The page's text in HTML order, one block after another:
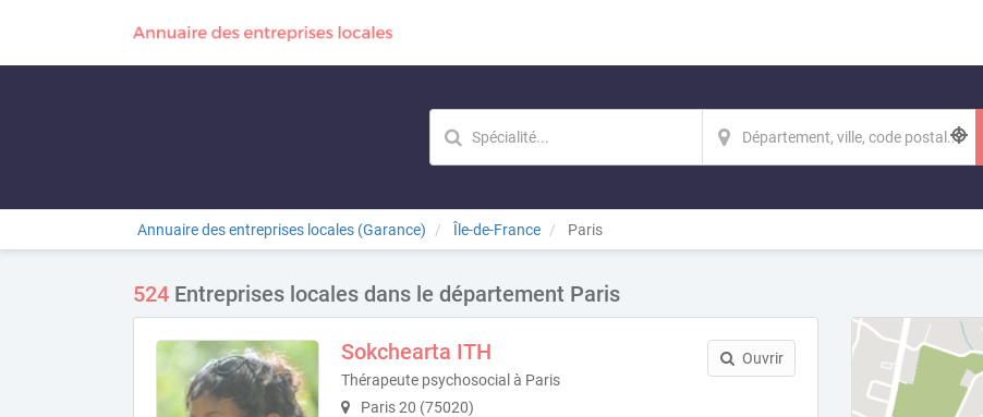
Annuaire des entreprises locales (Garance) Île-de-France Paris
524 Entreprises locales dans le département Paris
Sokchearta ITH
Thérapeute psychosocial à Paris
Paris 20 (75020)
Ouvrir